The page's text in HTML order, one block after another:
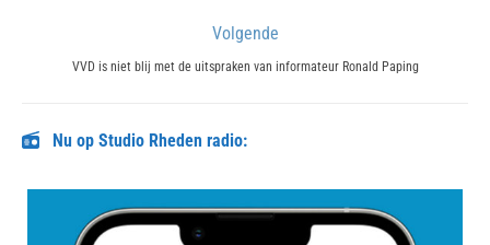
Volgende
Next
VVD is niet blij met de uitspraken van informateur Ronald Paping
Nu op Studio Rheden radio: